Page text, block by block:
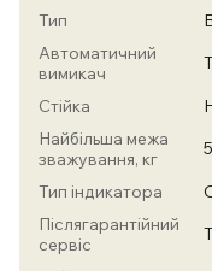
Тип
Автоматичний
вимикач
Стійка
Найбільша межа
зважування, кг
5
Тип індикатора
Післягарантійний
сервіс